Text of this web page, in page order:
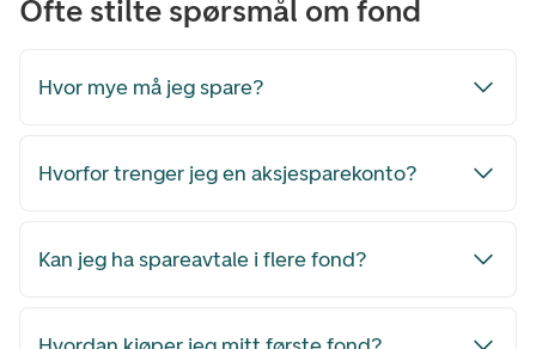
Ofte stilte spørsmål om fond
Hvor mye må jeg spare?
Hvorfor trenger jeg en aksjesparekonto?
Kan jeg ha spareavtale i flere fond?